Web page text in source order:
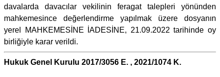
davalarda davacılar vekilinin feragat talepleri yönünden
mahkemesince değerlendirme yapılmak üzere dosyanın
yerel MAHKEMESİNE İADESİNE, 21.09.2022 tarihinde oy
birliğiyle karar verildi.
Hukuk Genel Kurulu 2017/3056 E. , 2021/1074 K.